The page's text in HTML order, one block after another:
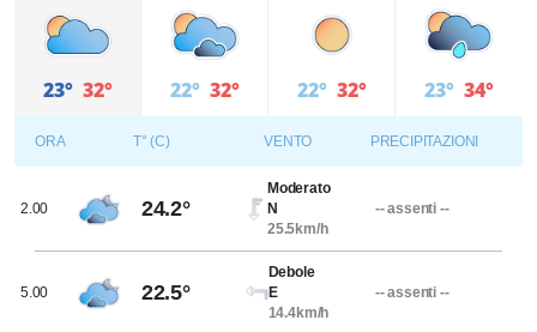
23° 32° 22° 32° 22° 32° 23° 34°
ORA T° (C) VENTO PRECIPITAZIONI
2.00 24.2°
Moderato
N
25.5km/h
-- assenti --
5.00 22.5°
Debole
E
14.4km/h
-- assenti --